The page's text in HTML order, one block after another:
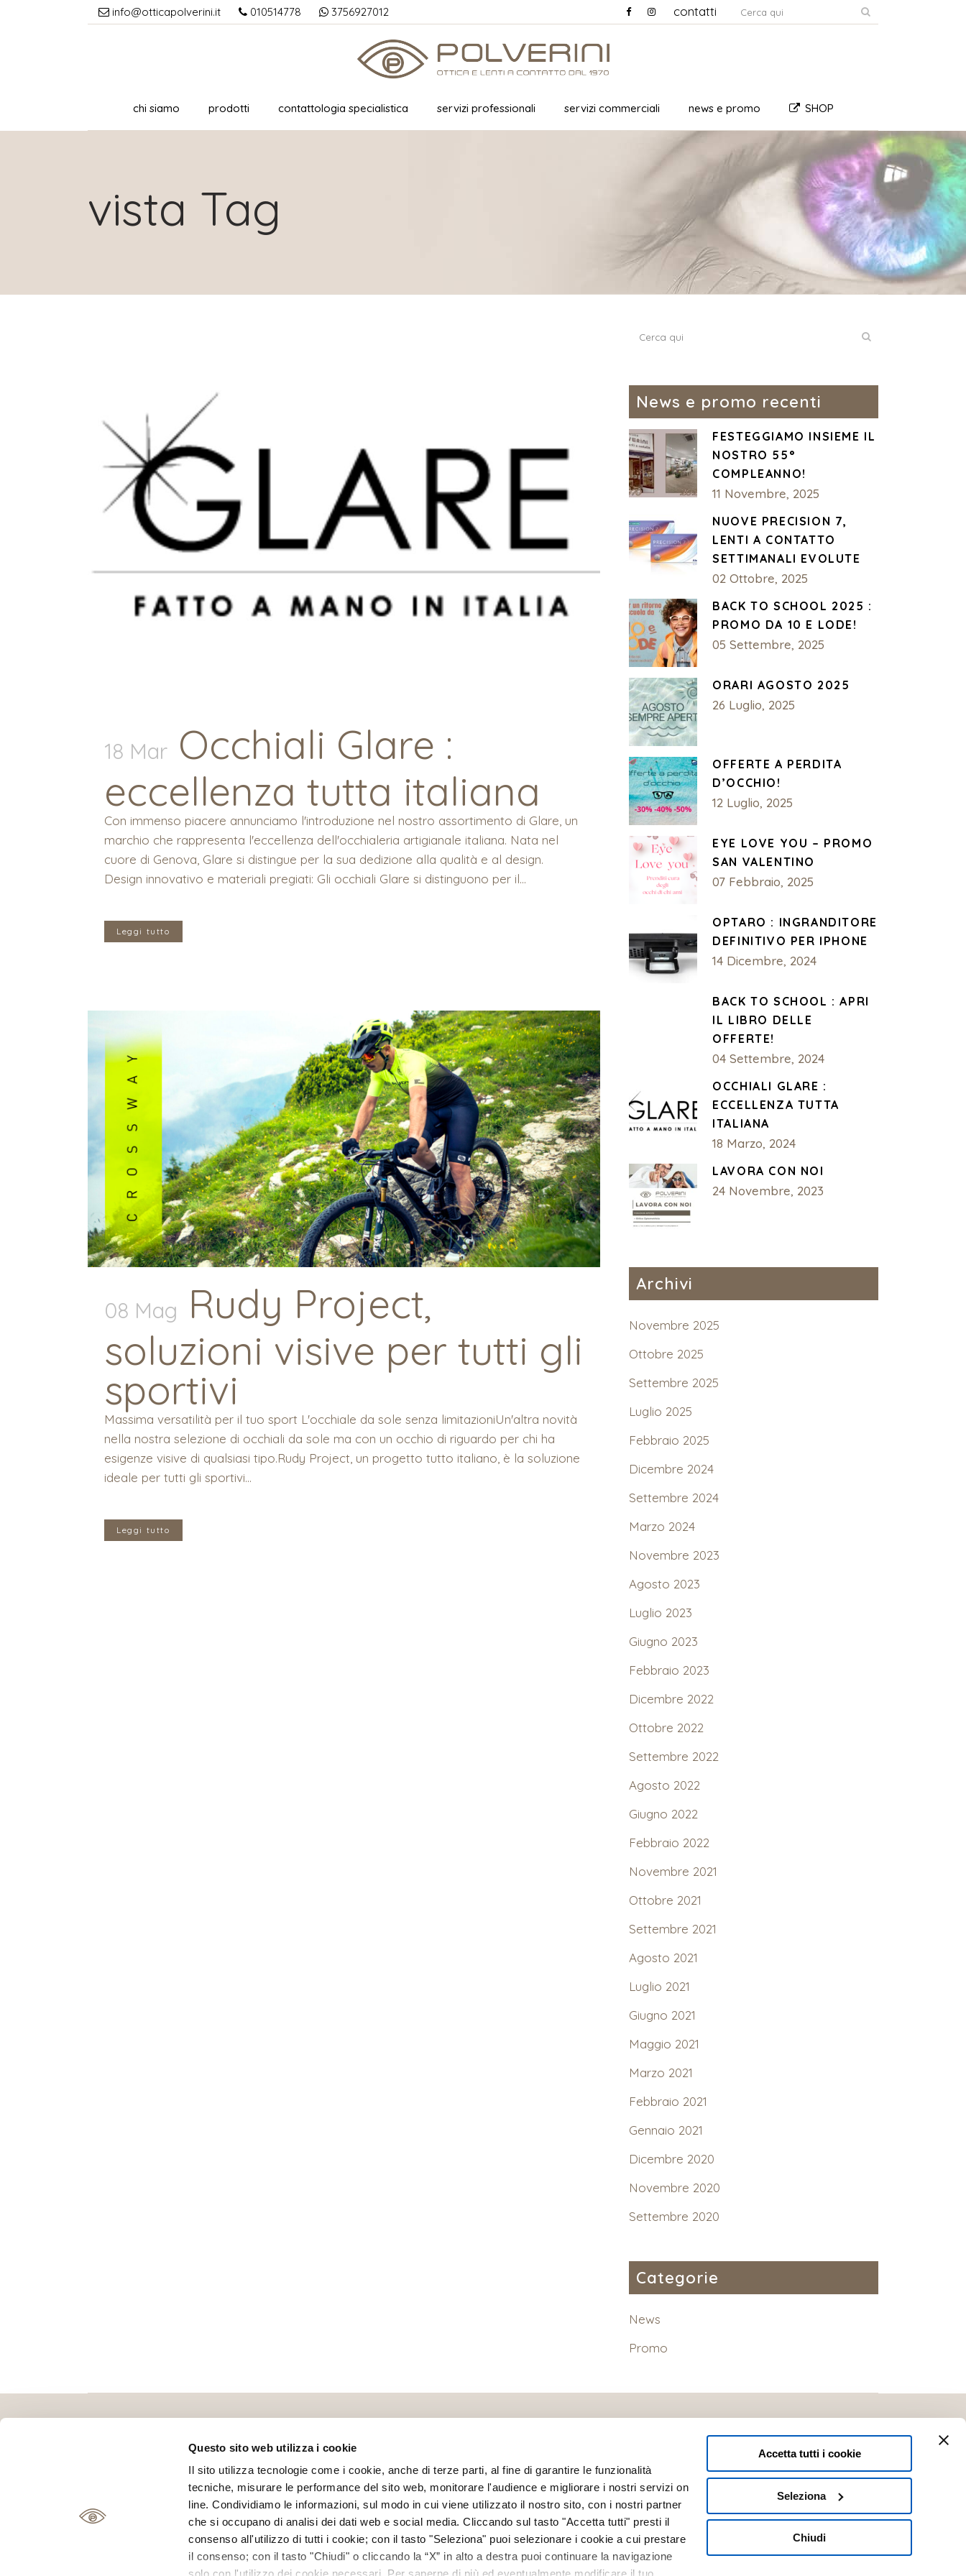
Questo sito web utilizza i cookie
Il sito utilizza tecnologie come i cookie, anche di terze parti, al fine di garantire le funzionalità
tecniche, misurare le performance del sito web, monitorare l'audience e migliorare i nostri servizi on
line. Condividiamo le informazioni, sul modo in cui viene utilizzato il nostro sito, con i nostri partner
che si occupano di analisi dei dati web e social media. Cliccando sul tasto "Accetta tutti" presti il
consenso all'utilizzo di tutti i cookie; con il tasto "Seleziona" puoi selezionare i cookie a cui prestare
il consenso; con il tasto "Chiudi" o cliccando la “X” in alto a destra puoi continuare la navigazione
Accetta tutti i cookie
Seleziona
Chiudi
info@otticapolverini.it 010514778 3756927012 contatti
chi siamo prodotti contattologia specialistica servizi professionali servizi commerciali news e promo SHOP
vista Tag
18 Mar Occhiali Glare :
eccellenza tutta italiana
Con immenso piacere annunciamo l'introduzione nel nostro assortimento di Glare, un
marchio che rappresenta l'eccellenza dell'occhialeria artigianale italiana. Nata nel
cuore di Genova, Glare si distingue per la sua dedizione alla qualità e al design.
Design innovativo e materiali pregiati: Gli occhiali Glare si distinguono per il...
Leggi tutto
08 Mag Rudy Project,
soluzioni visive per tutti gli
sportivi
Massima versatilità per il tuo sport L'occhiale da sole senza limitazioniUn'altra novità
nella nostra selezione di occhiali da sole ma con un occhio di riguardo per chi ha
esigenze visive di qualsiasi tipo.Rudy Project, un progetto tutto italiano, è la soluzione
ideale per tutti gli sportivi...
Leggi tutto
News e promo recenti
FESTEGGIAMO INSIEME IL
NOSTRO 55°
COMPLEANNO!
11 Novembre, 2025
NUOVE PRECISION 7,
LENTI A CONTATTO
SETTIMANALI EVOLUTE
02 Ottobre, 2025
BACK TO SCHOOL 2025 :
PROMO DA 10 E LODE!
05 Settembre, 2025
ORARI AGOSTO 2025
26 Luglio, 2025
OFFERTE A PERDITA
D’OCCHIO!
12 Luglio, 2025
EYE LOVE YOU – PROMO
SAN VALENTINO
07 Febbraio, 2025
OPTARO : INGRANDITORE
DEFINITIVO PER IPHONE
14 Dicembre, 2024
BACK TO SCHOOL : APRI
IL LIBRO DELLE
OFFERTE!
04 Settembre, 2024
OCCHIALI GLARE :
ECCELLENZA TUTTA
ITALIANA
18 Marzo, 2024
LAVORA CON NOI
24 Novembre, 2023
Archivi
Novembre 2025
Ottobre 2025
Settembre 2025
Luglio 2025
Febbraio 2025
Dicembre 2024
Settembre 2024
Marzo 2024
Novembre 2023
Agosto 2023
Luglio 2023
Giugno 2023
Febbraio 2023
Dicembre 2022
Ottobre 2022
Settembre 2022
Agosto 2022
Giugno 2022
Febbraio 2022
Novembre 2021
Ottobre 2021
Settembre 2021
Agosto 2021
Luglio 2021
Giugno 2021
Maggio 2021
Marzo 2021
Febbraio 2021
Gennaio 2021
Dicembre 2020
Novembre 2020
Settembre 2020
Categorie
News
Promo
Ottica Polverini s.n.c.– Partita IVA/CF 02098930999
Piazza Giusti, 42/44/46 r–16143 Genova–Tel+39 010 514778–Mailinfo@otticapolverini.it
Orari negozio|Lunedì: 15.30 – 19.30 |Martedì-Sabato: 9.00 – 12.30 / 15.30 – 19.30|Domenica: Chiuso